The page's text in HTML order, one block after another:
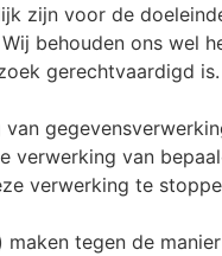
zijn voor de
behouden ons wel
gerechtvaardigd is.
verwerking van
verwerking te
tegen de manier